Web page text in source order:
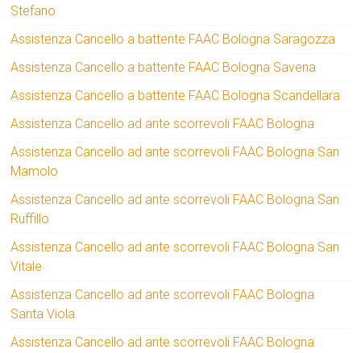
Stefano
Assistenza Cancello a battente FAAC Bologna Saragozza
Assistenza Cancello a battente FAAC Bologna Savena
Assistenza Cancello a battente FAAC Bologna Scandellara
Assistenza Cancello ad ante scorrevoli FAAC Bologna
Assistenza Cancello ad ante scorrevoli FAAC Bologna San
Mamolo
Assistenza Cancello ad ante scorrevoli FAAC Bologna San
Ruffillo
Assistenza Cancello ad ante scorrevoli FAAC Bologna San
Vitale
Assistenza Cancello ad ante scorrevoli FAAC Bologna
Santa Viola
Assistenza Cancello ad ante scorrevoli FAAC Bologna